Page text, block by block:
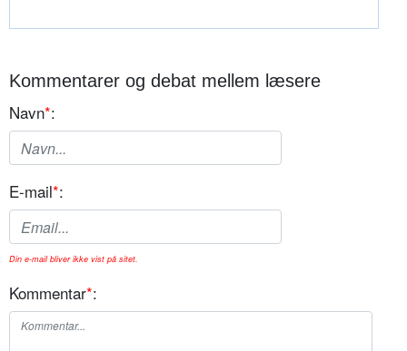
Kommentarer og debat mellem læsere
Navn*:
E-mail*:
Din e-mail bliver ikke vist på sitet.
Kommentar*: